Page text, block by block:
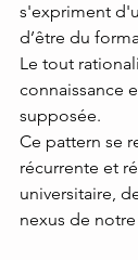
s'expriment
d’être du
Le tout
connaissance
supposée.
Ce pattern se
récurrente et
universitaire,
nexus de